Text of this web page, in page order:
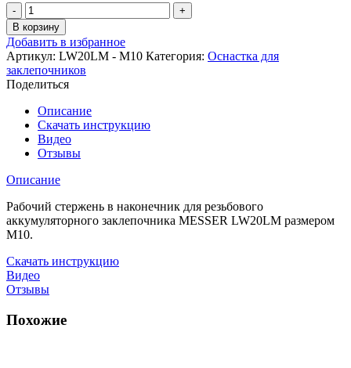
Количество
товара
Рабочий
стержень
для
насадки
LW20LM
-
M10
В корзину
Добавить в избранное
Артикул: LW20LM - M10 Категория: Оснастка для
заклепочников
Поделиться
Описание
Скачать инструкцию
Видео
Отзывы
Описание
Рабочий стержень в наконечник для резьбового
аккумуляторного заклепочника MESSER LW20LM размером
М10.
Скачать инструкцию
Видео
Отзывы
Похожие